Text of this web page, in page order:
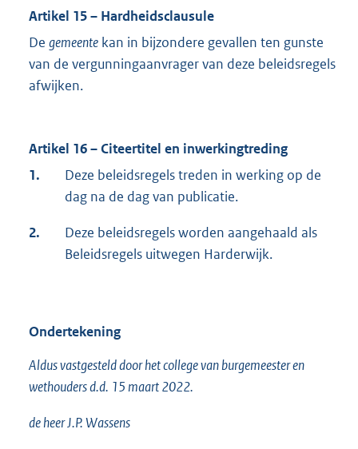
Artikel 15 – Hardheidsclausule
De gemeente kan in bijzondere gevallen ten gunste
van de vergunningaanvrager van deze beleidsregels
afwijken.
Artikel 16 – Citeertitel en inwerkingtreding
1.
Deze beleidsregels treden in werking op de
dag na de dag van publicatie.
2.
Deze beleidsregels worden aangehaald als
Beleidsregels uitwegen Harderwijk.
Ondertekening
Aldus vastgesteld door het college van burgemeester en
wethouders d.d. 15 maart 2022.
de heer J.P. Wassens